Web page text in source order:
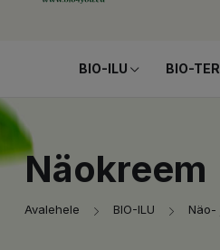
BIO-ILU BIO-
Näokreem
Avalehele BIO-ILU Näo-